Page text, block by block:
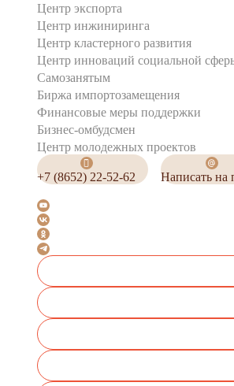
Центр экспорта
Центр инжиниринга
Центр кластерного развития
Центр инноваций социальной
Cамозанятым
Биржа импортозамещения
Финансовые меры поддержки
Бизнес-омбудсмен
Центр молодежных проектов
+7 (8652) 22-52-62 Написать на